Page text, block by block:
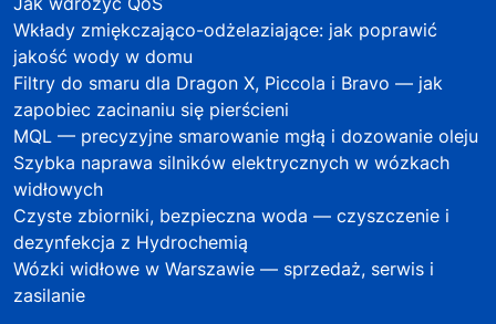
Wkłady zmiękczająco-odżelaziające: jak poprawić
jakość wody w domu
Filtry do smaru dla Dragon X, Piccola i Bravo — jak
zapobiec zacinaniu się pierścieni
MQL — precyzyjne smarowanie mgłą i dozowanie oleju
Szybka naprawa silników elektrycznych w wózkach
widłowych
Czyste zbiorniki, bezpieczna woda — czyszczenie i
dezynfekcja z Hydrochemią
Wózki widłowe w Warszawie — sprzedaż, serwis i
zasilanie